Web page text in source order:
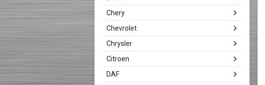
Chery
Chevrolet
Chrysler
Citroen
DAF